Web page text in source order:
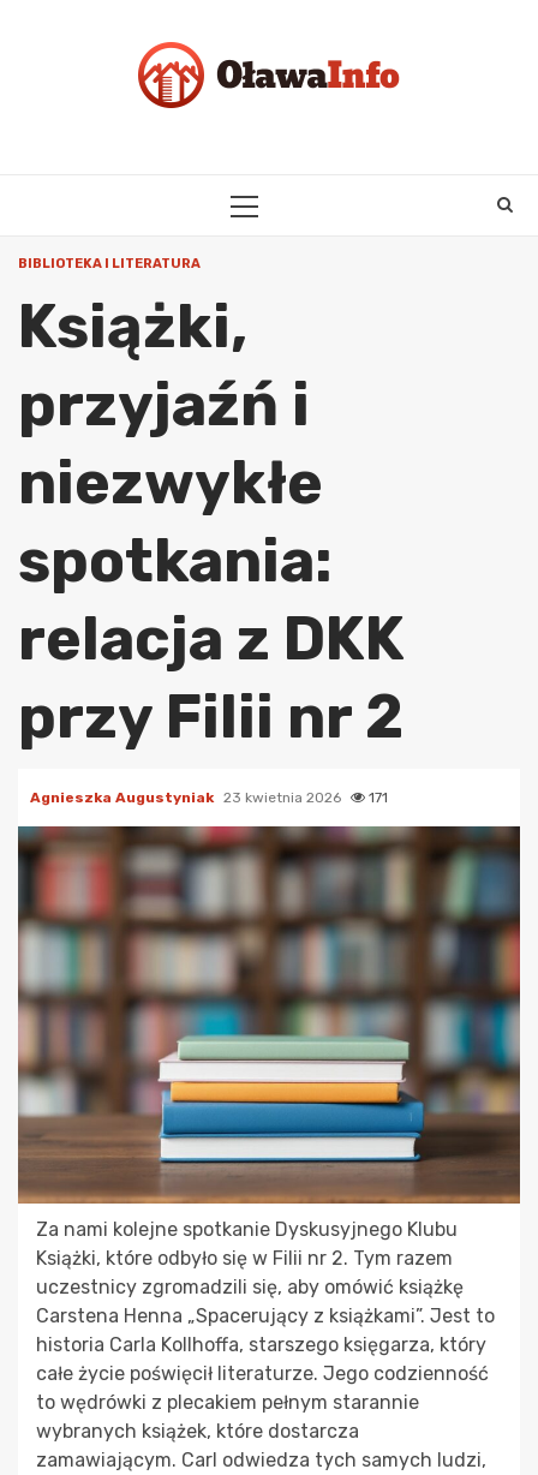
PRIMARY
BIBLIOTEKA I LITERATURA
Książki,
przyjaźń i
niezwykłe
spotkania:
relacja z DKK
przy Filii nr 2
Agnieszka Augustyniak 23 kwietnia 2026 171
Za nami kolejne spotkanie Dyskusyjnego Klubu
Książki, które odbyło się w Filii nr 2. Tym razem
uczestnicy zgromadzili się, aby omówić książkę
Carstena Henna „Spacerujący z książkami”. Jest to
historia Carla Kollhoffa, starszego księgarza, który
całe życie poświęcił literaturze. Jego codzienność
to wędrówki z plecakiem pełnym starannie
wybranych książek, które dostarcza
zamawiającym. Carl odwiedza tych samych ludzi,